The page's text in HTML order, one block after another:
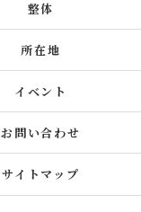
整体
所在地
イベント
お問い合わせ
サイトマップ